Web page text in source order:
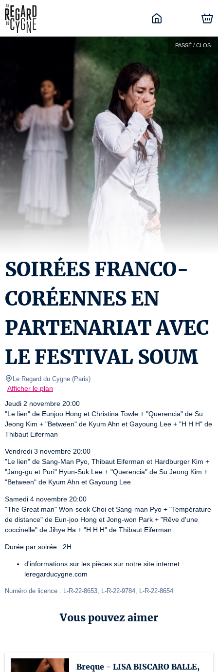
PASSÉ / CLOS
SOIRÉES FRANCO-
CORÉENNES EN
PARTENARIAT AVEC
LE FESTIVAL SOUM
Le Regard du Cygne (Paris)
Afficher le plan
Jeudi 2 novembre 20:00
"Le lien" de Eunjoo Hong et Christina Towle + "Querencia" de Su
Jeong Kim + "Between" de Kyum Ahn et Gayoung Lee + "H H H" de
Thibaut Eiferman
Vendredi 3 novembre 20:00
"Le lien" de Sang-Man Pyo, Thibaut Eiferman et Hardburger Kim +
"Jang-gu et Puri" Hyun-Suk Lee + "Querencia" de Su Jeong Kim +
"Between" de Kyum Ahn et Gayoung Lee
Samedi 4 novembre 20:00
"The Great man" Won-seok Choi et Sang-man Pyo + "Température
de distance" de Eun-joo Hong et Jong-won Park + "Rêve d'une
coccinelle" de Jihye Ha + "H H H" de Thibaut Eiferman
Durée par soirée : 2H
d'informations sur les pièces sur notre site internet :
leregarducygne.com
Numéro de licence : L-R-22-8653, L-R-22-9784, L-R-22-8654
Vous pouvez aimer
Breque - LISA BISCARO BALLE,